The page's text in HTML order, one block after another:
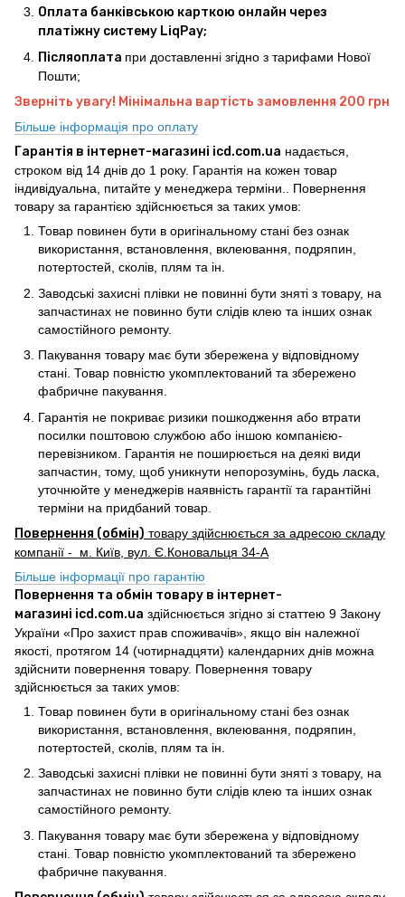
Оплата банківською карткою онлайн через
платіжну систему LiqPay;
Післяоплата при доставленні згідно з тарифами Нової
Пошти;
Зверніть увагу! Мінімальна вартість замовлення 200 грн
Більше інформація про оплату
Гарантія в інтернет-магазині icd.com.ua надається,
строком від 14 днів до 1 року. Гарантія на кожен товар
індивідуальна, питайте у менеджера терміни.. Повернення
товару за гарантією здійснюється за таких умов:
Товар повинен бути в оригінальному стані без ознак
використання, встановлення, вклеювання, подряпин,
потертостей, сколів, плям та ін.
Заводські захисні плівки не повинні бути зняті з товару, на
запчастинах не повинно бути слідів клею та інших ознак
самостійного ремонту.
Пакування товару має бути збережена у відповідному
стані. Товар повністю укомплектований та збережено
фабричне пакування.
Гарантія не покриває ризики пошкодження або втрати
посилки поштовою службою або іншою компанією-
перевізником. Гарантія не поширюється на деякі види
запчастин, тому, щоб уникнути непорозумінь, будь ласка,
уточнюйте у менеджерів наявність гарантії та гарантійні
терміни на придбаний товар.
Повернення (обмін) товару здійснюється за адресою складу
компанії - м. Київ, вул. Є.Коновальця 34-А
Більше інформації про гарантію
Повернення та обмін товару в інтернет-
магазині icd.com.ua здійснюється згідно зі статтею 9 Закону
України «Про захист прав споживачів», якщо він належної
якості, протягом 14 (чотирнадцяти) календарних днів можна
здійснити повернення товару. Повернення товару
здійснюється за таких умов:
Товар повинен бути в оригінальному стані без ознак
використання, встановлення, вклеювання, подряпин,
потертостей, сколів, плям та ін.
Заводські захисні плівки не повинні бути зняті з товару, на
запчастинах не повинно бути слідів клею та інших ознак
самостійного ремонту.
Пакування товару має бути збережена у відповідному
стані. Товар повністю укомплектований та збережено
фабричне пакування.